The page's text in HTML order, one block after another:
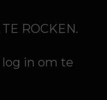
ROCKEN.
log in om te